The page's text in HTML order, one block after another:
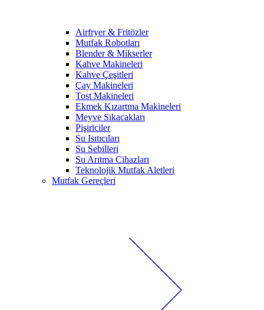
Airfryer & Fritözler
Mutfak Robotları
Blender & Mikserler
Kahve Makineleri
Kahve Çeşitleri
Çay Makineleri
Tost Makineleri
Ekmek Kızartma Makineleri
Meyve Sıkacakları
Pişiriciler
Su Isıtıcıları
Su Sebilleri
Su Arıtma Cihazları
Teknolojik Mutfak Aletleri
Mutfak Gereçleri